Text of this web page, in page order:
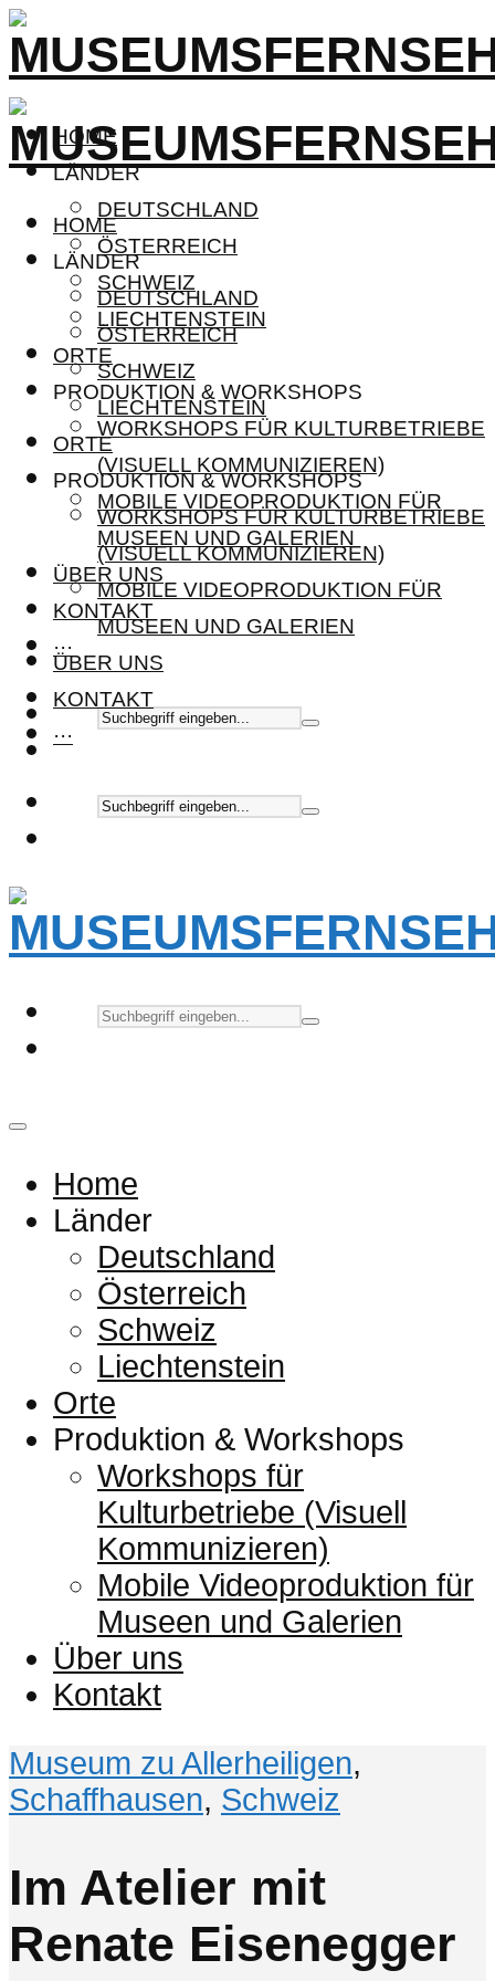
HOME
LÄNDER
DEUTSCHLAND
ÖSTERREICH
SCHWEIZ
LIECHTENSTEIN
ORTE
PRODUKTION & WORKSHOPS
WORKSHOPS FÜR KULTURBETRIEBE
(VISUELL KOMMUNIZIEREN)
MOBILE VIDEOPRODUKTION FÜR
MUSEEN UND GALERIEN
ÜBER UNS
KONTAKT
···
HOME
LÄNDER
DEUTSCHLAND
ÖSTERREICH
SCHWEIZ
LIECHTENSTEIN
ORTE
PRODUKTION & WORKSHOPS
WORKSHOPS FÜR KULTURBETRIEBE
(VISUELL KOMMUNIZIEREN)
MOBILE VIDEOPRODUKTION FÜR
MUSEEN UND GALERIEN
ÜBER UNS
KONTAKT
···
Home
Länder
Deutschland
Österreich
Schweiz
Liechtenstein
Orte
Produktion & Workshops
Workshops für
Kulturbetriebe (Visuell
Kommunizieren)
Mobile Videoproduktion für
Museen und Galerien
Über uns
Kontakt
Museum zu Allerheiligen,
Schaffhausen, Schweiz
Im Atelier mit
Renate Eisenegger